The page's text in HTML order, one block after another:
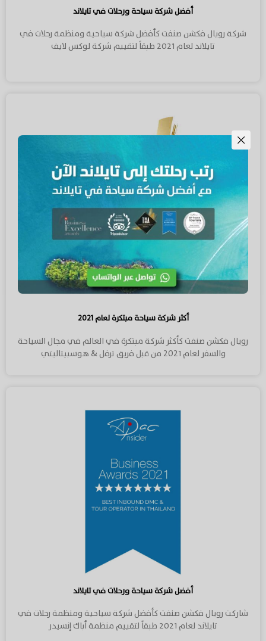
أفضل شركة سياحة ورحلات في تايلاند
شركة رويال فكشن صنفت كأفضل شركة سياحية ومنظمة رحلات في
تايلاند لعام 2021 طبقاً لتقييم شركة لوكس لايف
أكثر شركة سياحة مبتكرة لعام ٢٠٢١
رويال فكشن صنفت كأكثر شركة مبتكرة في العالم في مجال السياحة
والسفر لعام ٢٠٢١ من قبل فريق ترفل & هوسبيتاليتي
أفضل شركة سياحة ورحلات في تايلاند
شاركت رويال فكشن صنفت كأفضل شركة سياحية ومنظمة رحلات في
تايلاند لعام 2021 طبقاً لتقييم منظمة أباك إنسيدر